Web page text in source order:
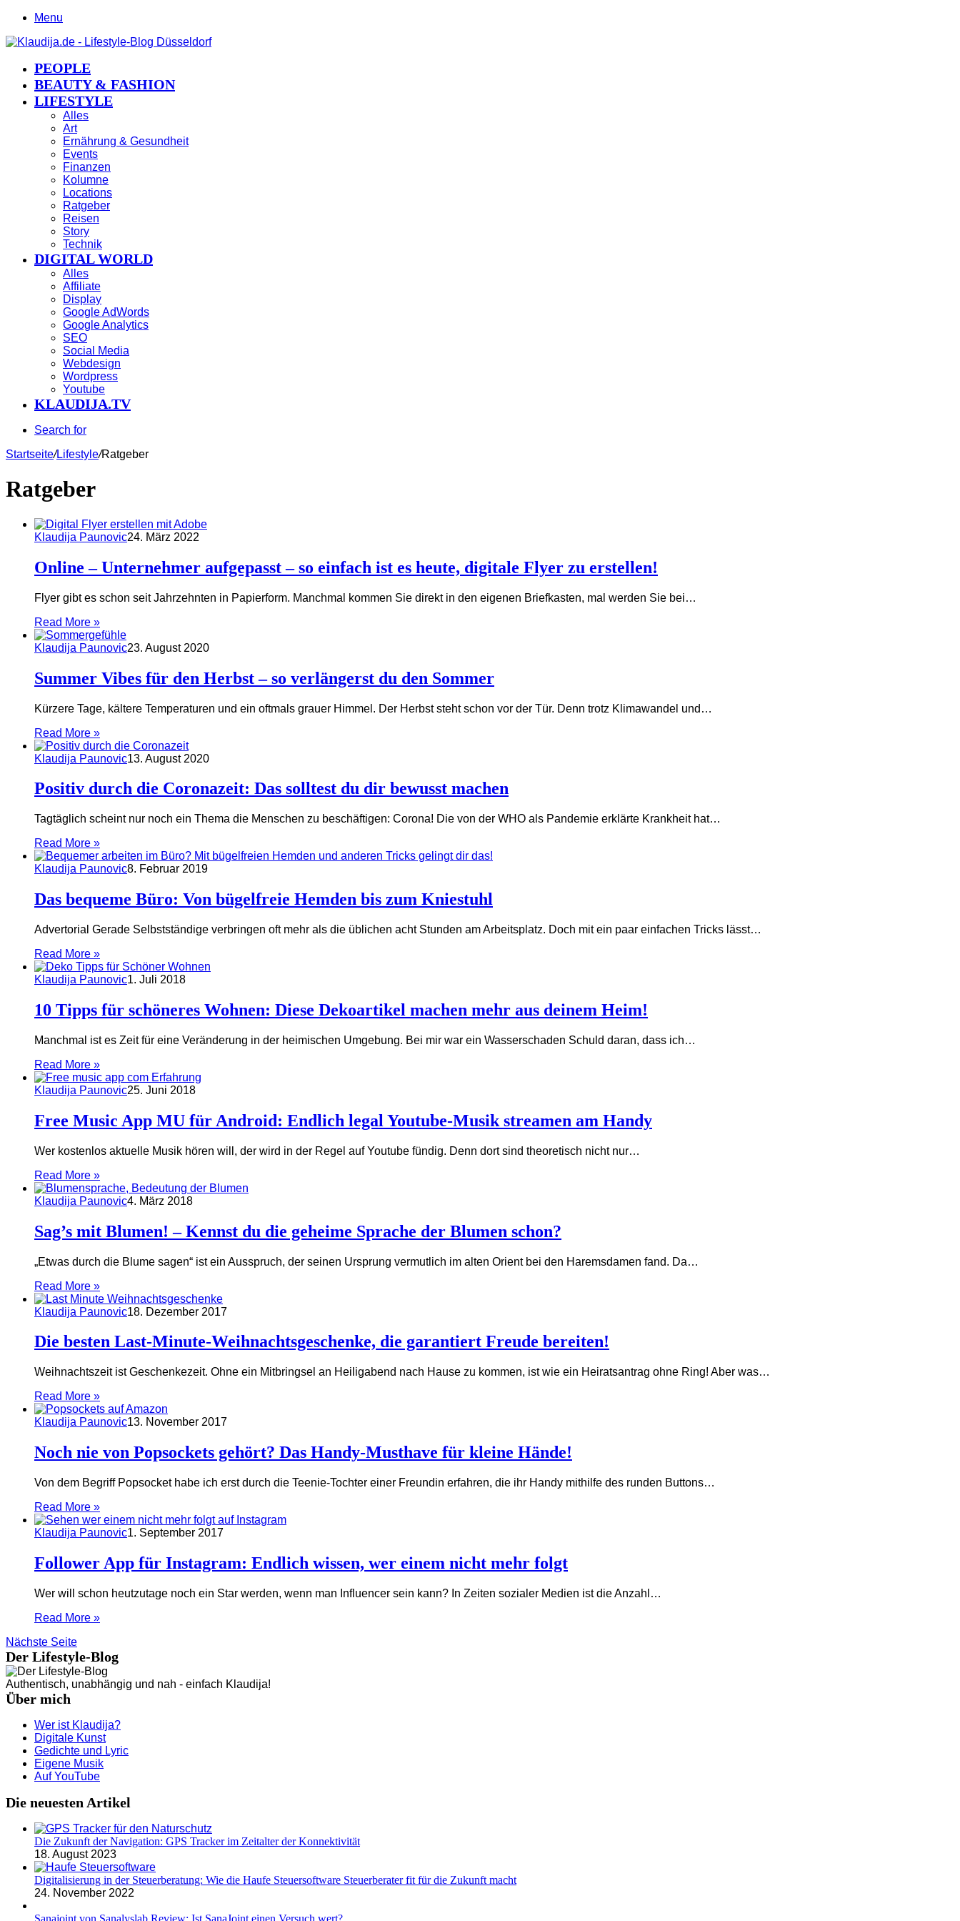
Menu
PEOPLE
BEAUTY & FASHION
LIFESTYLE
Alles
Art
Ernährung & Gesundheit
Events
Finanzen
Kolumne
Locations
Ratgeber
Reisen
Story
Technik
DIGITAL WORLD
Alles
Affiliate
Display
Google AdWords
Google Analytics
SEO
Social Media
Webdesign
Wordpress
Youtube
KLAUDIJA.TV
Search for
Startseite/Lifestyle/Ratgeber
Ratgeber
Klaudija Paunovic24. März 2022
Online – Unternehmer aufgepasst – so einfach ist es heute, digitale Flyer zu erstellen!
Flyer gibt es schon seit Jahrzehnten in Papierform. Manchmal kommen Sie direkt in den eigenen Briefkasten, mal werden Sie bei…
Read More »
Klaudija Paunovic23. August 2020
Summer Vibes für den Herbst – so verlängerst du den Sommer
Kürzere Tage, kältere Temperaturen und ein oftmals grauer Himmel. Der Herbst steht schon vor der Tür. Denn trotz Klimawandel und…
Read More »
Klaudija Paunovic13. August 2020
Positiv durch die Coronazeit: Das solltest du dir bewusst machen
Tagtäglich scheint nur noch ein Thema die Menschen zu beschäftigen: Corona! Die von der WHO als Pandemie erklärte Krankheit hat…
Read More »
Klaudija Paunovic8. Februar 2019
Das bequeme Büro: Von bügelfreie Hemden bis zum Kniestuhl
Advertorial Gerade Selbstständige verbringen oft mehr als die üblichen acht Stunden am Arbeitsplatz. Doch mit ein paar einfachen Tricks lässt…
Read More »
Klaudija Paunovic1. Juli 2018
10 Tipps für schöneres Wohnen: Diese Dekoartikel machen mehr aus deinem Heim!
Manchmal ist es Zeit für eine Veränderung in der heimischen Umgebung. Bei mir war ein Wasserschaden Schuld daran, dass ich…
Read More »
Klaudija Paunovic25. Juni 2018
Free Music App MU für Android: Endlich legal Youtube-Musik streamen am Handy
Wer kostenlos aktuelle Musik hören will, der wird in der Regel auf Youtube fündig. Denn dort sind theoretisch nicht nur…
Read More »
Klaudija Paunovic4. März 2018
Sag’s mit Blumen! – Kennst du die geheime Sprache der Blumen schon?
„Etwas durch die Blume sagen“ ist ein Ausspruch, der seinen Ursprung vermutlich im alten Orient bei den Haremsdamen fand. Da…
Read More »
Klaudija Paunovic18. Dezember 2017
Die besten Last-Minute-Weihnachtsgeschenke, die garantiert Freude bereiten!
Weihnachtszeit ist Geschenkezeit. Ohne ein Mitbringsel an Heiligabend nach Hause zu kommen, ist wie ein Heiratsantrag ohne Ring! Aber was…
Read More »
Klaudija Paunovic13. November 2017
Noch nie von Popsockets gehört? Das Handy-Musthave für kleine Hände!
Von dem Begriff Popsocket habe ich erst durch die Teenie-Tochter einer Freundin erfahren, die ihr Handy mithilfe des runden Buttons…
Read More »
Klaudija Paunovic1. September 2017
Follower App für Instagram: Endlich wissen, wer einem nicht mehr folgt
Wer will schon heutzutage noch ein Star werden, wenn man Influencer sein kann? In Zeiten sozialer Medien ist die Anzahl…
Read More »
Nächste Seite
Der Lifestyle-Blog
Authentisch, unabhängig und nah - einfach Klaudija!
Über mich
Wer ist Klaudija?
Digitale Kunst
Gedichte und Lyric
Eigene Musik
Auf YouTube
Die neuesten Artikel
Die Zukunft der Navigation: GPS Tracker im Zeitalter der Konnektivität
18. August 2023
Digitalisierung in der Steuerberatung: Wie die Haufe Steuersoftware Steuerberater fit für die Zukunft macht
24. November 2022
Sanajoint von Sanalyslab Review: Ist SanaJoint einen Versuch wert?